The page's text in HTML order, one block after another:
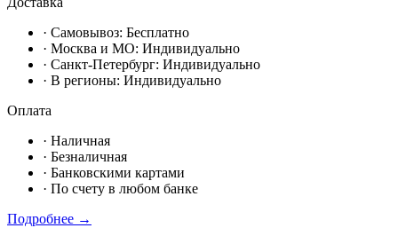
· Самовывоз: Бесплатно
· Москвa и МО: Индивидуально
· Санкт-Петербург: Индивидуально
· В регионы: Индивидуально
Оплата
· Наличная
· Безналичная
· Банковскими картами
· По счету в любом банке
Подробнее →